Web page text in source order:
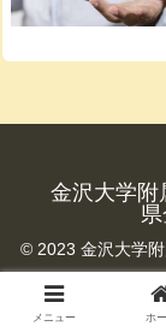
金沢大学附
© 2023 金沢大学
メニュー ホ